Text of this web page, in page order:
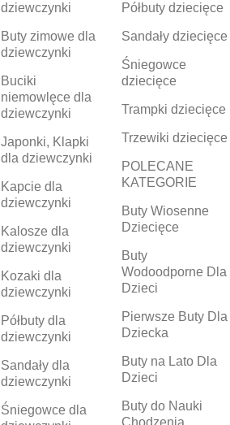
dziewczynki
Buty zimowe dla
dziewczynki
Buciki
niemowlęce dla
dziewczynki
Japonki, Klapki
dla dziewczynki
Kapcie dla
dziewczynki
Kalosze dla
dziewczynki
Kozaki dla
dziewczynki
Półbuty dla
dziewczynki
Sandały dla
dziewczynki
Śniegowce dla
Półbuty dziecięce
Sandały dziecięce
Śniegowce
dziecięce
Trampki dziecięce
Trzewiki dziecięce
POLECANE
KATEGORIE
Buty Wiosenne
Dziecięce
Buty
Wodoodporne Dla
Dzieci
Pierwsze Buty Dla
Dziecka
Buty na Lato Dla
Dzieci
Buty do Nauki
Chodzenia